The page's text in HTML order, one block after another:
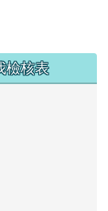
檢核表